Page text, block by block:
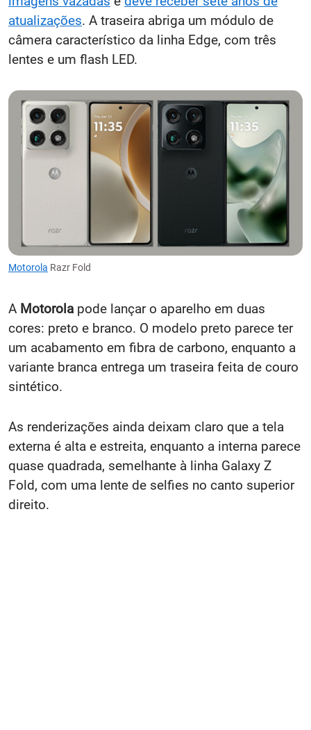
atualizações. A traseira abriga um módulo de
câmera característico da linha Edge, com três
lentes e um flash LED.
Motorola Razr Fold
A Motorola pode lançar o aparelho em duas
cores: preto e branco. O modelo preto parece ter
um acabamento em fibra de carbono, enquanto a
variante branca entrega um traseira feita de couro
sintético.
As renderizações ainda deixam claro que a tela
externa é alta e estreita, enquanto a interna parece
quase quadrada, semelhante à linha Galaxy Z
Fold, com uma lente de selfies no canto superior
direito.